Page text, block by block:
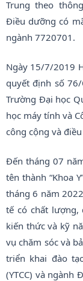
Trung theo
Điều dưỡng có
ngành 7720701.
Ngày 15/7/2019
quyết định số
Trường Đại học
học máy tính và
công cộng và
Đến tháng 07
tên thành “Khoa
tháng 6 năm
tế có chất lượng,
kiến thức và kỹ
vụ chăm sóc và
triển khai đào
(YTCC) và